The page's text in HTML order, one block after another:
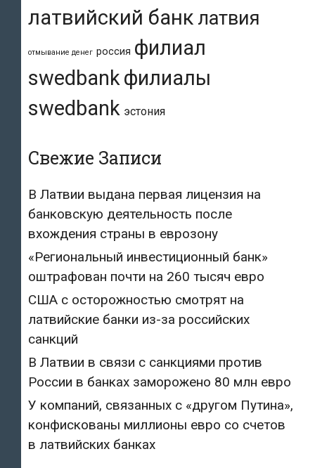
латвийский банк латвия
отмывание денег россия филиал
swedbankфилиалы
swedbank эстония
Свежие Записи
В Латвии выдана первая лицензия на
банковскую деятельность после
вхождения страны в еврозону
«Региональный инвестиционный банк»
оштрафован почти на 260 тысяч евро
США с осторожностью смотрят на
латвийские банки из-за российских
санкций
В Латвии в связи с санкциями против
России в банках заморожено 80 млн евро
У компаний, связанных с «другом Путина»,
конфискованы миллионы евро со счетов
в латвийских банках